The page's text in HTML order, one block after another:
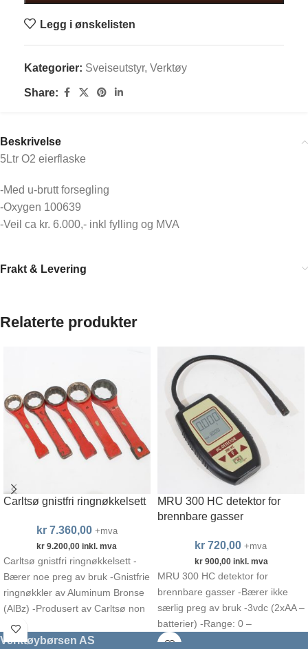
Legg i ønskelisten
Kategorier: Sveiseutstyr, Verktøy
Share:
Beskrivelse
5Ltr O2 eierflaske
-Med u-brutt forsegling
-Oxygen 100639
-Veil ca kr. 6.000,- inkl fylling og MVA
Frakt & Levering
Relaterte produkter
Carltsø gnistfri ringnøkkelsett
kr 7.360,00 +mva
kr 9.200,00 inkl. mva
Carltsø gnistfri ringnøkkelsett -
Bærer noe preg av bruk -Gnistfrie
ringnøkkler av Aluminum Bronse
(AlBz) -Produsert av Carltsø non
sparking tools
MRU 300 HC detektor for
brennbare gasser
kr720,00 +mva
kr900,00inkl. mva
MRU 300 HC detektor for
brennbare gasser -Bærer ikke
særlig preg av bruk -3vdc (2xAA –
batterier) -Range: 0 –
Verktøybørsen AS